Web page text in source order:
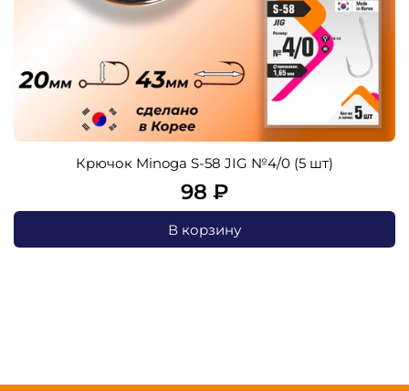
Крючок Minoga S-58 JIG №4/0 (5 шт)
98 ₽
В корзину